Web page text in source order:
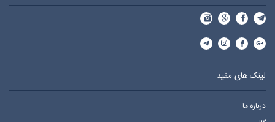
لینک های مفید
درباره ما